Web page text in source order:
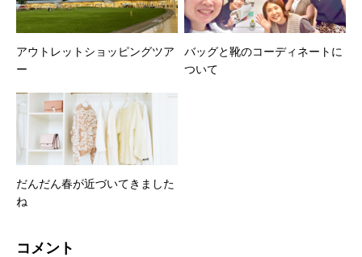
アウトレットショッピングツア
ー
バッグと靴のコーディネートに
ついて
だんだん春が近づいてきました
ね
コメント